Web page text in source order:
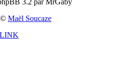
3.2 par MrGaby
© Maël Soucaze